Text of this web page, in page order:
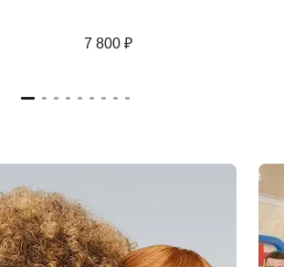
7 800 ₽